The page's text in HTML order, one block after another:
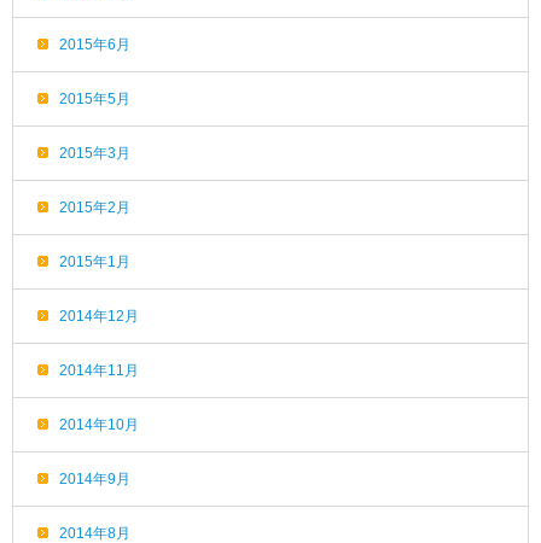
2015年6月
2015年5月
2015年3月
2015年2月
2015年1月
2014年12月
2014年11月
2014年10月
2014年9月
2014年8月